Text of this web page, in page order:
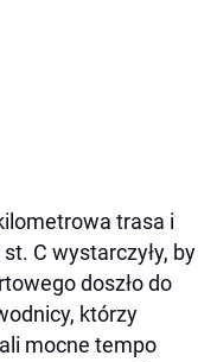
trasa i
C wystarczyły, by
doszło do
którzy
mocne tempo